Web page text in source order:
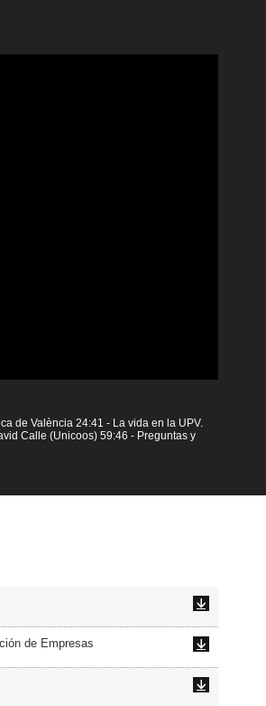
de València 24:41 - La vida en la UPV.
Calle (Unicoos) 59:46 - Preguntas y
de Empresas